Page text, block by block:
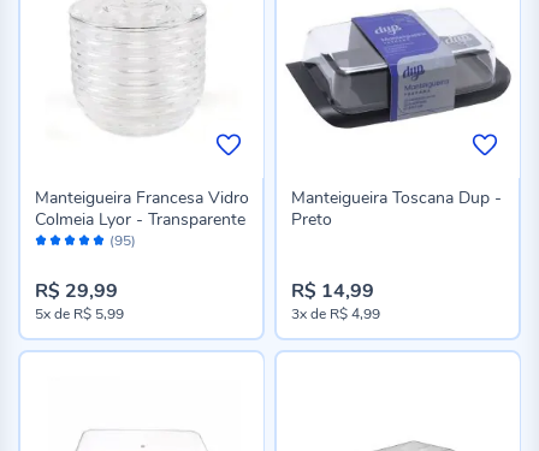
Avaliação: (95)
Manteigueira Francesa Vidro
Colmeia Lyor - Transparente
R$ 29,99
5xde R$ 5,99
Manteigueira Toscana Dup -
Preto
R$ 14,99
3xde R$ 4,99